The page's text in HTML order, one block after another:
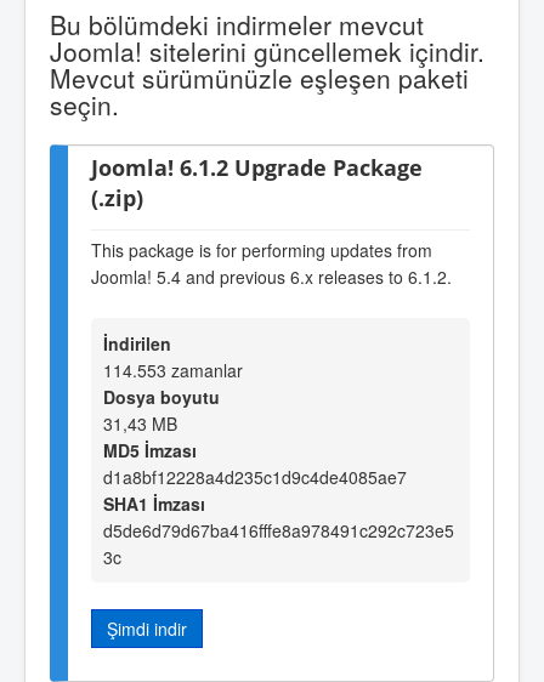
Bu bölümdeki indirmeler mevcut
Joomla! sitelerini güncellemek içindir.
Mevcut sürümünüzle eşleşen paketi
seçin.
Joomla! 6.1.2 Upgrade Package
(.zip)
This package is for performing updates from
Joomla! 5.4 and previous 6.x releases to 6.1.2.
İndirilen
114.553 zamanlar
Dosya boyutu
31,43 MB
MD5 İmzası
d1a8bf12228a4d235c1d9c4de4085ae7
SHA1 İmzası
d5de6d79d67ba416fffe8a978491c292c723e5
3c
Şimdi indir